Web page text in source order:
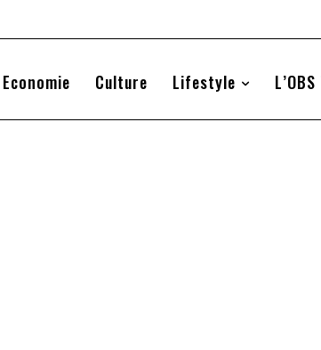
Economie Culture Lifestyle